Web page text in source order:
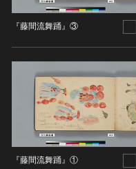
『藤間流舞踊』③
『藤間流舞踊』①
漢 [中国]
三国 [中国]
晋 [中国]
五胡十六国 [中国]
南北朝（六朝） [中
ガラス
写真
デザイン
書
その他
考古資料
選定保存技術
未指定
有形文化財(建造物)
無形文化財
民俗文化財(有形民俗
民俗文化財(無形民俗
記念物(史跡)
記念物(名勝)
IN COPYRIGHT -
PERMITTED（著作
IN COPYRIGHT -
OR
NO COPYRIGHT -
RESTRICTIONS（
NO COPYRIGHT -
作権なし-非営利目
NO COPYRIGHT -
RESTRICTIONS（
20件で表示